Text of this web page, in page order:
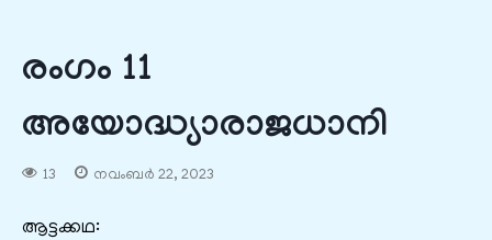
രംഗം 11
അയോദ്ധ്യാരാജധാനി
13 നവംബർ 22, 2023
ആട്ടക്കഥ: